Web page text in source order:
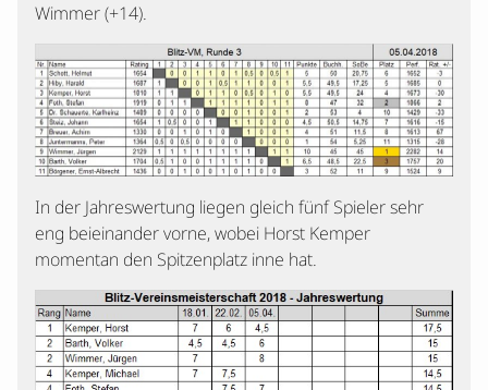
Wimmer (+14).
In der Jahreswertung liegen gleich fünf Spieler sehr
eng beieinander vorne, wobei Horst Kemper
momentan den Spitzenplatz inne hat.